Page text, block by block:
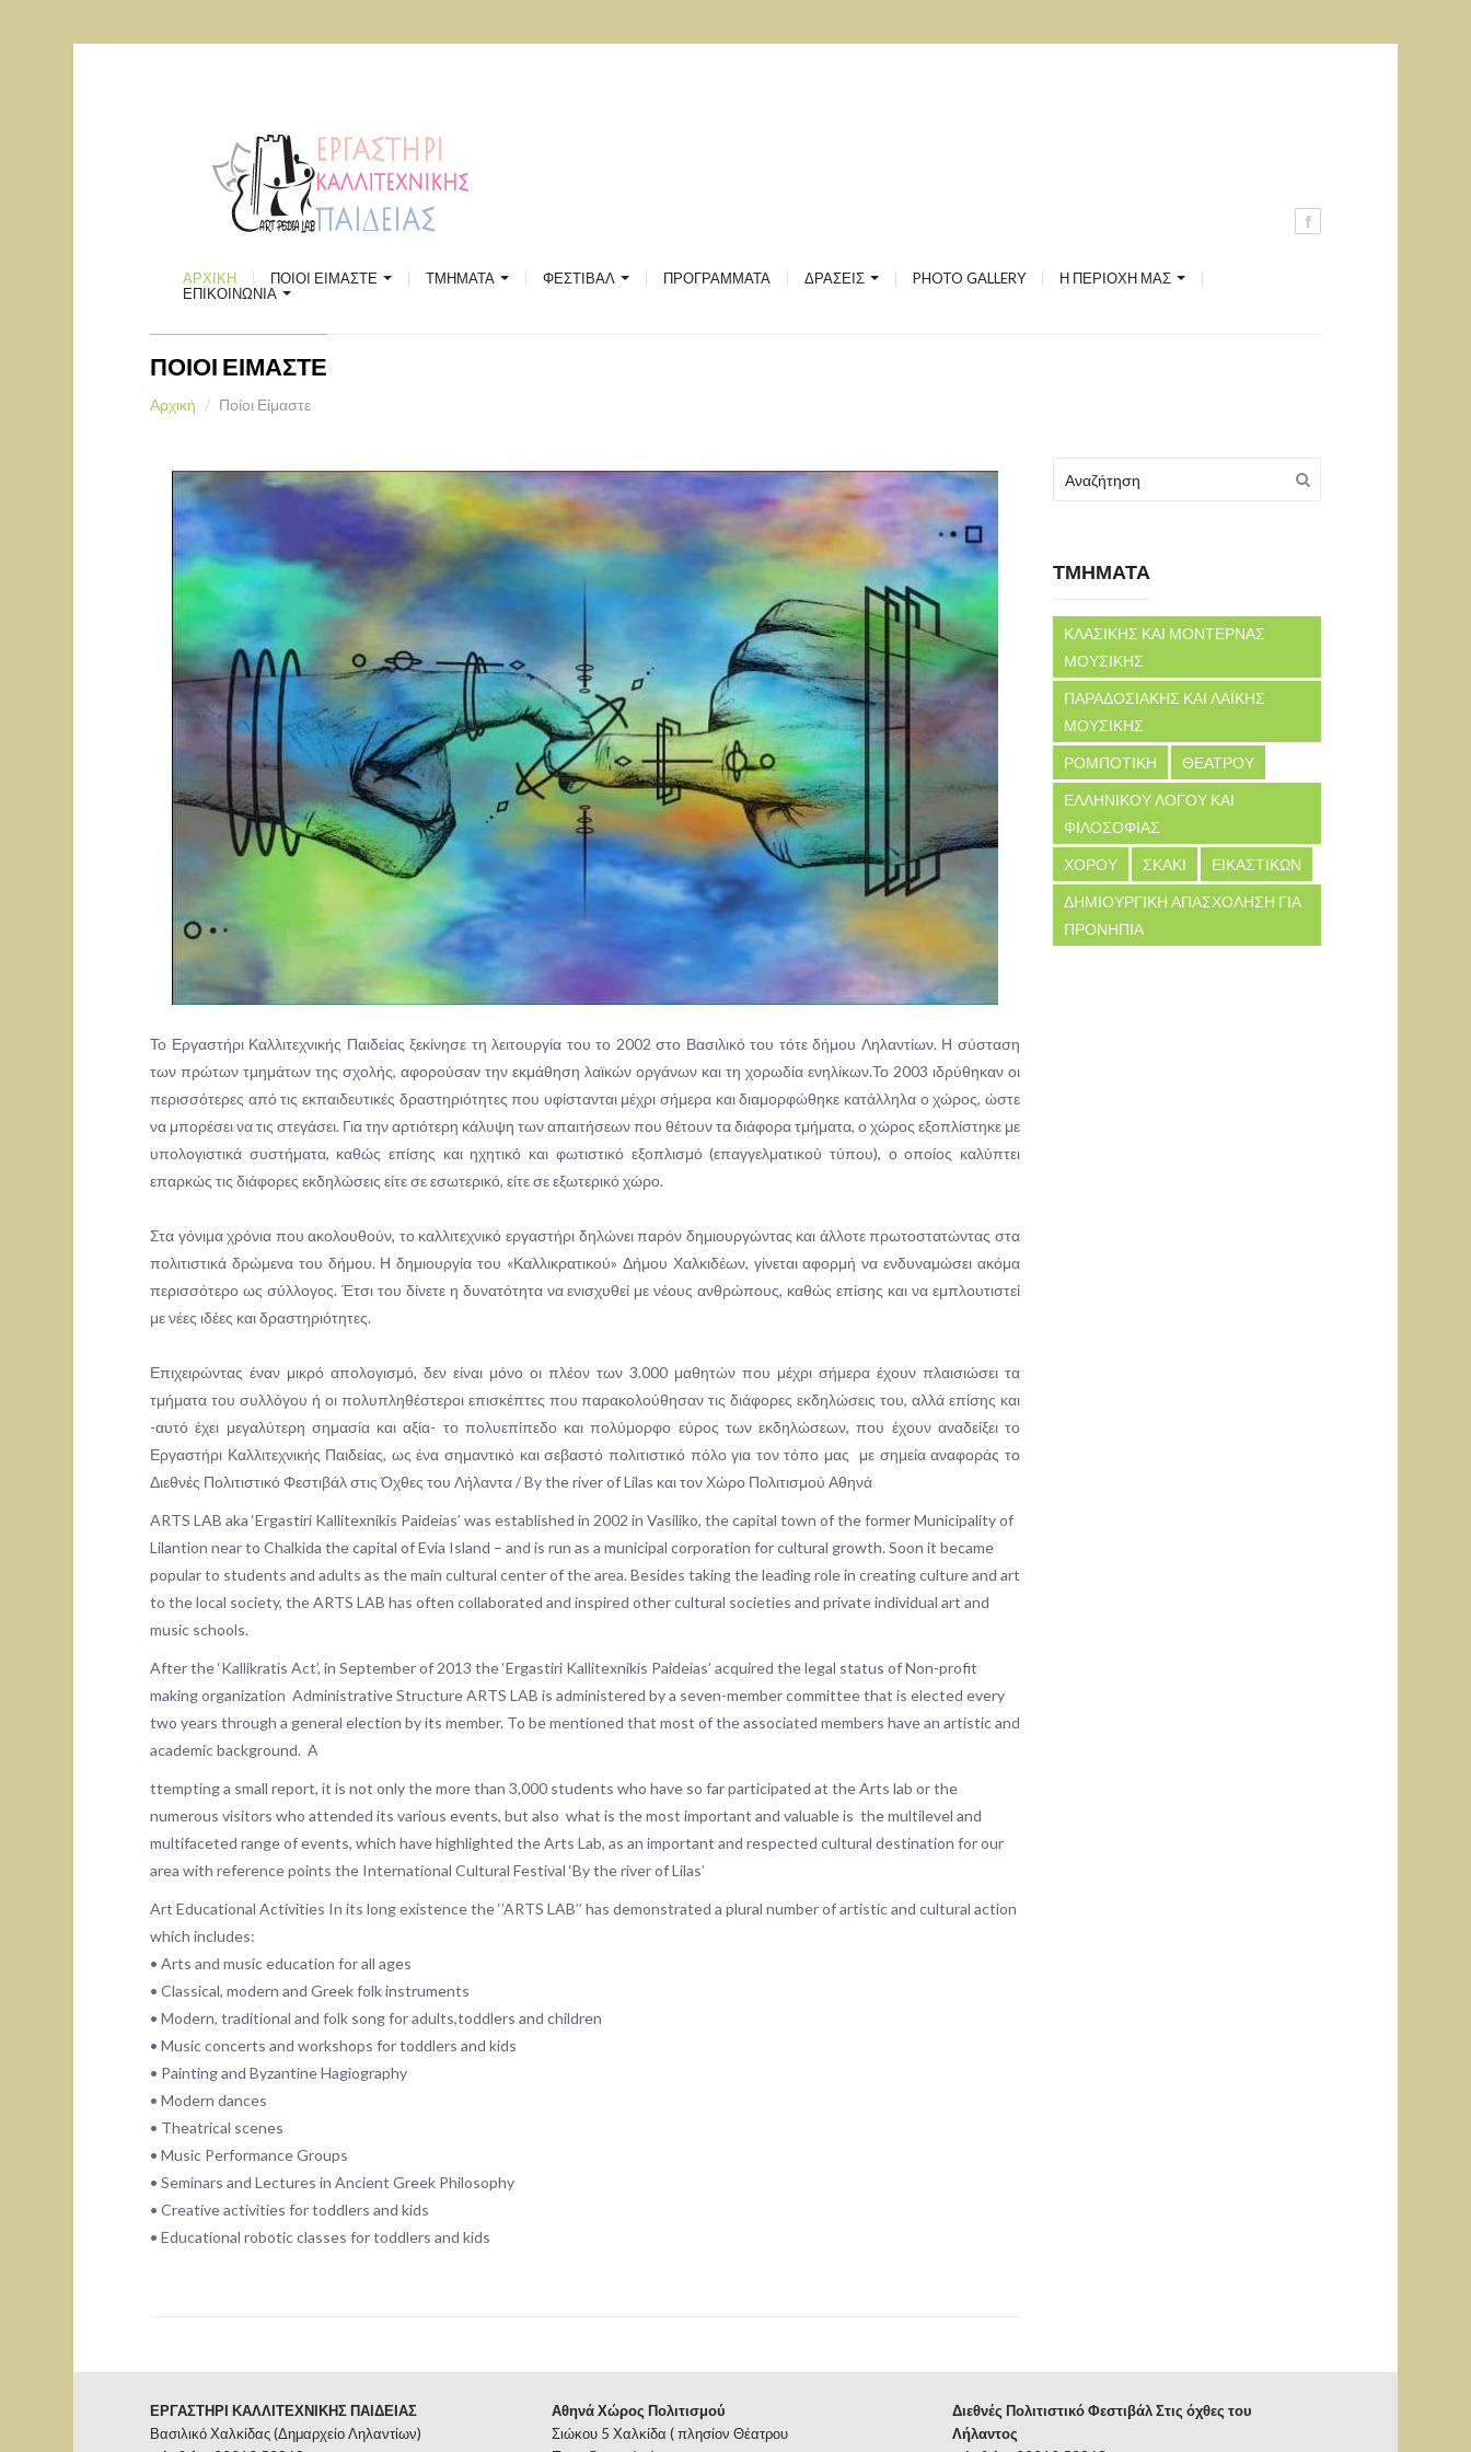
ΑΡΧΙΚΗ ΠΟΙΟΙ ΕΙΜΑΣΤΕ
ΧΩΡΟΣ ΠΟΛΙΤΙΣΜΟΥ "ΑΘΗΝΑ"
ΤΜΗΜΑΤΑ
ΕΛΛΗΝΙΚΟΥ ΛΟΓΟΥ ΚΑΙ ΦΙΛΟΣΟΦΙΑΣ
ΧΟΡΟΥ
ΣΚΑΚΙ
ΔΗΜΙΟΥΡΓΙΚΗ ΑΠΑΣΧΟΛΗΣΗ ΓΙΑ ΠΡΟΝΗΠΙΑ
ΦΕΣΤΙΒΑΛ
ΦΕΣΤΙΒΑΛ GALLERY
ΠΡΟΓΡΑΜΜΑΤΑ ΔΡΑΣΕΙΣ PHOTO GALLERY Η ΠΕΡΙΟΧΗ ΜΑΣ
ΕΠΙΚΟΙΝΩΝΙΑ
Επικοινωνία
ΠΟΙΟΙ ΕΙΜΑΣΤΕ
Αρχική Ποίοι Είμαστε
Το Εργαστήρι Καλλιτεχνικής Παιδείας ξεκίνησε τη λειτουργία του το 2002 στο Βασιλικό του τότε δήμου Ληλαντίων. Η σύσταση
των πρώτων τμημάτων της σχολής, αφορούσαν την εκμάθηση λαϊκών οργάνων και τη χορωδία ενηλίκων.Το 2003 ιδρύθηκαν οι
περισσότερες από τις εκπαιδευτικές δραστηριότητες που υφίστανται μέχρι σήμερα και διαμορφώθηκε κατάλληλα ο χώρος, ώστε
να μπορέσει να τις στεγάσει. Για την αρτιότερη κάλυψη των απαιτήσεων που θέτουν τα διάφορα τμήματα, ο χώρος εξοπλίστηκε με
υπολογιστικά συστήματα, καθώς επίσης και ηχητικό και φωτιστικό εξοπλισμό (επαγγελματικού τύπου), ο οποίος καλύπτει
επαρκώς τις διάφορες εκδηλώσεις είτε σε εσωτερικό, είτε σε εξωτερικό χώρο.
Στα γόνιμα χρόνια που ακολουθούν, το καλλιτεχνικό εργαστήρι δηλώνει παρόν δημιουργώντας και άλλοτε πρωτοστατώντας στα
πολιτιστικά δρώμενα του δήμου. Η δημιουργία του «Καλλικρατικού» Δήμου Χαλκιδέων, γίνεται αφορμή να ενδυναμώσει ακόμα
περισσότερο ως σύλλογος. Έτσι του δίνετε η δυνατότητα να ενισχυθεί με νέους ανθρώπους, καθώς επίσης και να εμπλουτιστεί
με νέες ιδέες και δραστηριότητες.
Επιχειρώντας έναν μικρό απολογισμό, δεν είναι μόνο οι πλέον των 3.000 μαθητών που μέχρι σήμερα έχουν πλαισιώσει τα
τμήματα του συλλόγου ή οι πολυπληθέστεροι επισκέπτες που παρακολούθησαν τις διάφορες εκδηλώσεις του, αλλά επίσης και
-αυτό έχει μεγαλύτερη σημασία και αξία- το πολυεπίπεδο και πολύμορφο εύρος των εκδηλώσεων, που έχουν αναδείξει το
Εργαστήρι Καλλιτεχνικής Παιδείας, ως ένα σημαντικό και σεβαστό πολιτιστικό πόλο για τον τόπο μας με σημεία αναφοράς το
Διεθνές Πολιτιστικό Φεστιβάλ στις Όχθες του Λήλαντα / By the river of Lilas και τον Χώρο Πολιτισμού Αθηνά
ARTS LAB aka ‘Ergastiri Kallitexnikis Paideias’ was established in 2002 in Vasiliko, the capital town of the former Municipality of
Lilantion near to Chalkida the capital of Evia Island – and is run as a municipal corporation for cultural growth. Soon it became
popular to students and adults as the main cultural center of the area. Besides taking the leading role in creating culture and art
to the local society, the ARTS LAB has often collaborated and inspired other cultural societies and private individual art and
music schools.
After the ‘Kallikratis Act’, in September of 2013 the ‘Ergastiri Kallitexnikis Paideias’ acquired the legal status of Non-profit
making organization Administrative Structure ARTS LAB is administered by a seven-member committee that is elected every
two years through a general election by its member. To be mentioned that most of the associated members have an artistic and
academic background. A
ttempting a small report, it is not only the more than 3,000 students who have so far participated at the Arts lab or the
numerous visitors who attended its various events, but also what is the most important and valuable is the multilevel and
multifaceted range of events, which have highlighted the Arts Lab, as an important and respected cultural destination for our
area with reference points the International Cultural Festival ‘By the river of Lilas’
Art Educational Activities In its long existence the ‘’ARTS LAB’’ has demonstrated a plural number of artistic and cultural action
which includes:
• Arts and music education for all ages
• Classical, modern and Greek folk instruments
• Modern, traditional and folk song for adults,toddlers and children
• Music concerts and workshops for toddlers and kids
• Painting and Byzantine Hagiography
• Modern dances
• Theatrical scenes
• Music Performance Groups
• Seminars and Lectures in Ancient Greek Philosophy
• Creative activities for toddlers and kids
• Educational robotic classes for toddlers and kids
ΤΜΗΜΑΤΑ
ΚΛΑΣΙΚΗΣ ΚΑΙ ΜΟΝΤΕΡΝΑΣ
ΜΟΥΣΙΚΗΣ
ΠΑΡΑΔΟΣΙΑΚΗΣ ΚΑΙ ΛΑΪΚΗΣ
ΜΟΥΣΙΚΗΣ
ΡΟΜΠΟΤΙΚΗ
ΘΕΑΤΡΟΥ
ΕΛΛΗΝΙΚΟΥ ΛΟΓΟΥ ΚΑΙ
ΦΙΛΟΣΟΦΙΑΣ
ΧΟΡΟΥ
ΣΚΑΚΙ
ΕΙΚΑΣΤΙΚΩΝ
ΔΗΜΙΟΥΡΓΙΚΗ ΑΠΑΣΧΟΛΗΣΗ ΓΙΑ
ΠΡΟΝΗΠΙΑ
ΕΡΓΑΣΤΗΡΙ ΚΑΛΛΙΤΕΧΝΙΚΗΣ ΠΑΙΔΕΙΑΣ
Βασιλικό Χαλκίδας (Δημαρχείο Ληλαντίων)
Αθηνά Χώρος Πολιτισμού
Σιώκου 5 Χαλκίδα ( πλησίον Θέατρου
Διεθνές Πολιτιστικό Φεστιβάλ Στις όχθες του
Λήλαντος